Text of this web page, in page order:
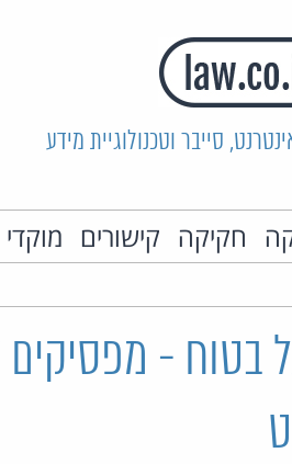
סייבר וטכנולוגיית מידע
חקיקה קישורים
בטוח - מפסיקים